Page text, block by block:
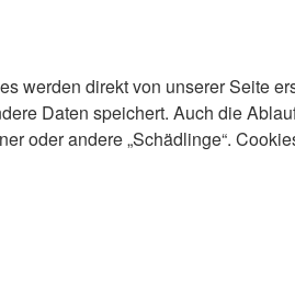
direkt von unserer Seite
Daten speichert. Auch die
oder andere „Schädlinge“.